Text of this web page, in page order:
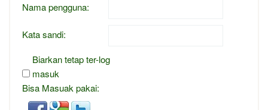
Nama pengguna:
Kata sandi:
Biarkan tetap ter-log
masuk
Bisa Masuak pakai: